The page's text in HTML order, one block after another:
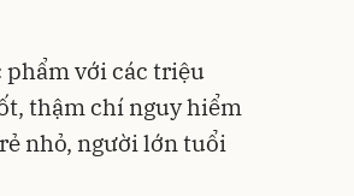
phẩm với các triệu
thậm chí nguy hiểm
nhỏ, người lớn tuổi